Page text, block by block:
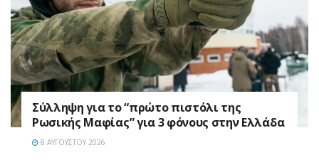
Σύλληψη για το “πρώτο πιστόλι της
Ρωσικής Μαφίας” για 3 φόνους στην Ελλάδα
8 ΑΥΓΟΎΣΤΟΥ 2026